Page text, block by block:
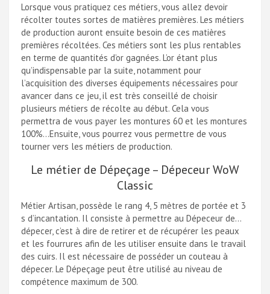
Lorsque vous pratiquez ces métiers, vous allez devoir
récolter toutes sortes de matières premières. Les métiers
de production auront ensuite besoin de ces matières
premières récoltées. Ces métiers sont les plus rentables
en terme de quantités d’or gagnées. L’or étant plus
qu’indispensable par la suite, notamment pour
l’acquisition des diverses équipements nécessaires pour
avancer dans ce jeu, il est très conseillé de choisir
plusieurs métiers de récolte au début. Cela vous
permettra de vous payer les montures 60 et les montures
100%…Ensuite, vous pourrez vous permettre de vous
tourner vers les métiers de production.
Le métier de Dépeçage – Dépeceur WoW
Classic
Métier Artisan, possède le rang 4, 5 mètres de portée et 3
s d’incantation. Il consiste à permettre au Dépeceur de…
dépecer, c’est à dire de retirer et de récupérer les peaux
et les fourrures afin de les utiliser ensuite dans le travail
des cuirs. Il est nécessaire de posséder un couteau à
dépecer. Le Dépeçage peut être utilisé au niveau de
compétence maximum de 300.